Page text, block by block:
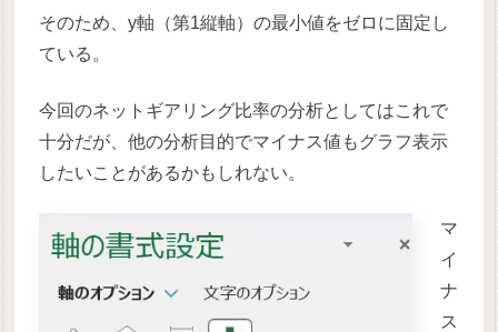
そのため、y軸（第1縦軸）の最小値をゼロに固定し
ている。
今回のネットギアリング比率の分析としてはこれで
十分だが、他の分析目的でマイナス値もグラフ表示
したいことがあるかもしれない。
マ
イ
ナ
ス